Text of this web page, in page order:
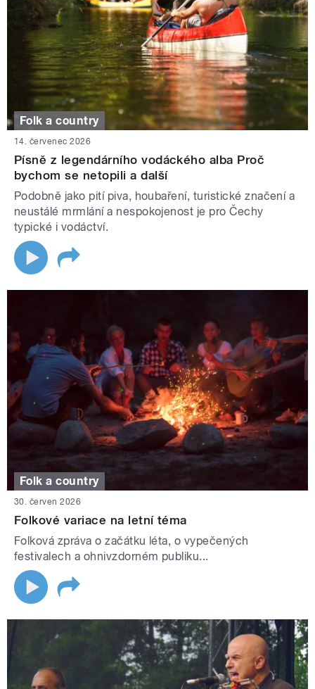
Folk a country
14. červenec 2026
Písně z legendárního vodáckého alba Proč
bychom se netopili a další
Podobně jako pití piva, houbaření, turistické značení a
neustálé mrmlání a nespokojenost je pro Čechy
typické i vodáctví.
Folk a country
30. červen 2026
Folkové variace na letní téma
Folková zpráva o začátku léta, o vypečených
festivalech a ohnivzdorném publiku...